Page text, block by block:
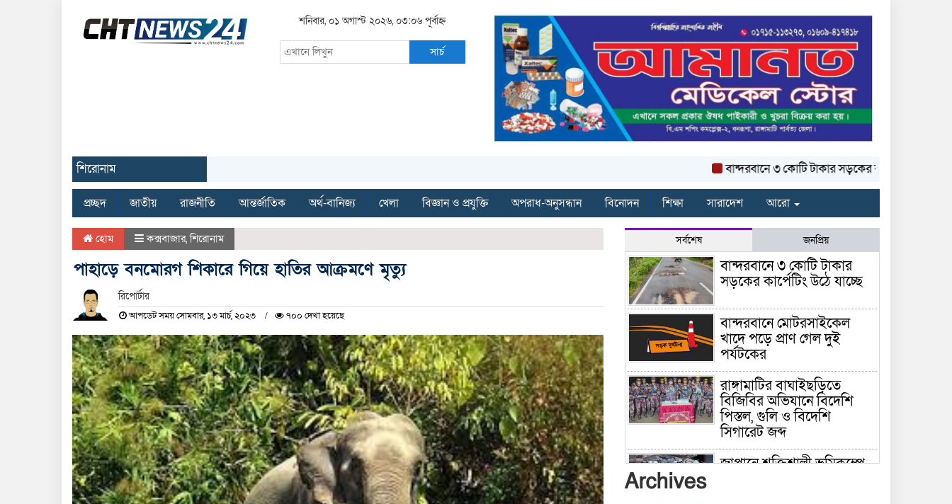
শনিবার, ০১ অগাস্ট ২০২৬, ০৩:০৬ পূর্বাহ্ন
সার্চ
শিরোনাম বান্দরবানে ৩ কোটি টাকার সড়কের কার্পেটিং উঠে যাচ্ছে
প্রচ্ছদ জাতীয় রাজনীতি আন্তর্জাতিক অর্থ-বানিজ্য খেলা বিজ্ঞান ও প্রযুক্তি অপরাধ-অনুসন্ধান বিনোদন শিক্ষা সারাদেশ আরো
হোম কক্সবাজার,শিরোনাম
পাহাড়ে বনমোরগ শিকারে গিয়ে হাতির আক্রমণে মৃত্যু
রিপোর্টার
আপডেট সময় সোমবার, ১৩ মার্চ, ২০২৩ ৭০০ দেখা হয়েছে
সর্বশেষ জনপ্রিয়
বান্দরবানে ৩ কোটি টাকার
সড়কের কার্পেটিং উঠে যাচ্ছে
বান্দরবানে মোটরসাইকেল
খাদে পড়ে প্রাণ গেল দুই
পর্যটকের
রাঙ্গামাটির বাঘাইছড়িতে
বিজিবির অভিযানে বিদেশি
পিস্তল, গুলি ও বিদেশি
সিগারেট জব্দ
জাপানে শক্তিশালী ভূমিকম্পে
Archives